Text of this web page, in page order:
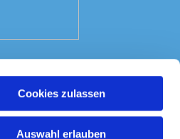
Cookies zulassen
Auswahl erlauben